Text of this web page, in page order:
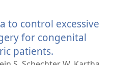
պատուհան)
to control excessive
for congenital
patients.